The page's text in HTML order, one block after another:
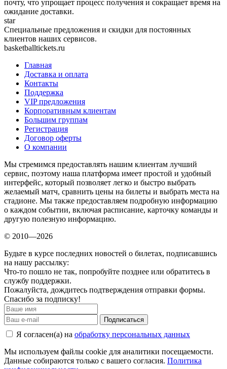
почту, что упрощает процесс получения и сокращает время на
ожидание доставки.
star
Специальные предложения и скидки для постоянных
клиентов наших сервисов.
basketballtickets.ru
Главная
Доставка и оплата
Контакты
Поддержка
VIP предложения
Корпоративным клиентам
Большим группам
Регистрация
Договор оферты
О компании
Мы стремимся предоставлять нашим клиентам лучший
сервис, поэтому наша платформа имеет простой и удобный
интерфейс, который позволяет легко и быстро выбрать
желаемый матч, сравнить цены на билеты и выбрать места на
стадионе. Мы также предоставляем подробную информацию
о каждом событии, включая расписание, карточку команды и
другую полезную информацию.
© 2010—2026
Будьте в курсе последних новостей о билетах, подписавшись
на нашу рассылку:
Что-то пошло не так, попробуйте позднее или обратитесь в
службу поддержки.
Пожалуйста, дождитесь подтверждения отправки формы.
Спасибо за подписку!
Подписаться
Я согласен(а) на обработку персональных данных
Мы используем файлы cookie для аналитики посещаемости.
Данные собираются только с вашего согласия. Политика